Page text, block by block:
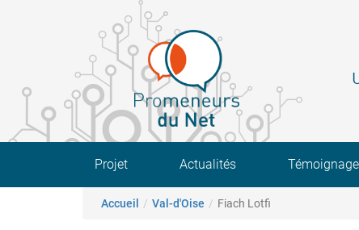
Main navigation
Projet Actualités
Fil d'Ariane
Accueil Val-d'Oise Fiach Lotfi